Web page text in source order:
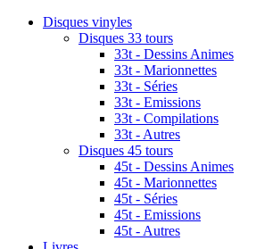
Disques vinyles
Disques 33 tours
33t - Dessins Animes
33t - Marionnettes
33t - Séries
33t - Emissions
33t - Compilations
33t - Autres
Disques 45 tours
45t - Dessins Animes
45t - Marionnettes
45t - Séries
45t - Emissions
45t - Autres